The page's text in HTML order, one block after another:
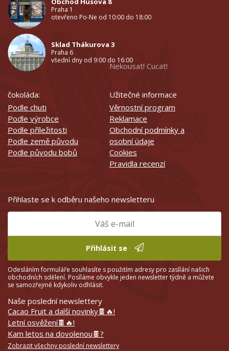
Praha 1
otevřeno Po-Ne od 10:00 do 18:00
Sklad Thákurova 3
Praha 6
všední dny od 9:00 do 16:00
čokoláda:
Podle chuti
Podle výrobce
Podle příležitosti
Podle země původu
Podle původu bobů
Nekousat! Cucat!
Užitečné informace
Věrnostní program
Reklamace
Obchodní podmínky a
osobní údaje
Cookies
Pravidla recenzí
Přihlaste se k odběru našeho newsletteru
Přihlásit se
Odesláním formuláře souhlasíte s použitím adresy pro zasílání našich
obchodních sdělení. Posíláme obvykle jeden newsletter týdně a můžete
se samozřejmě kdykoliv odhlásit.
Naše poslední newslettery
Cacao Fruit a další novinky🍫🔥!
Letní osvěžení🍫🔥!
Kam letos na dovolenou🍫?
Zobrazit všechny poslední newslettery